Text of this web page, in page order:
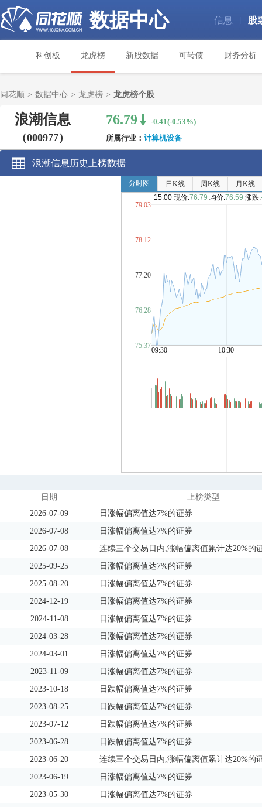
数据中心 信息 股
科创板 龙虎榜 新股数据 可转债 财务分析
同花顺 > 数据中心 > 龙虎榜 > 龙虎榜个股
浪潮信息
（000977）
76.79
-0.41(-0.53%)
所属行业： 计算机设备
浪潮信息历史上榜数据
日期
上榜类型
2026-07-09
日涨幅偏离值达7%的证券
2026-07-08
日涨幅偏离值达7%的证券
2026-07-08
连续三个交易日内,涨幅偏离值累计达20%的
2025-09-25
日涨幅偏离值达7%的证券
2025-08-20
日涨幅偏离值达7%的证券
2024-12-19
日涨幅偏离值达7%的证券
2024-11-08
日涨幅偏离值达7%的证券
2024-03-28
日涨幅偏离值达7%的证券
2024-03-01
日涨幅偏离值达7%的证券
2023-11-09
日涨幅偏离值达7%的证券
2023-10-18
日跌幅偏离值达7%的证券
2023-08-25
日跌幅偏离值达7%的证券
2023-07-12
日跌幅偏离值达7%的证券
2023-06-28
日跌幅偏离值达7%的证券
2023-06-20
连续三个交易日内,涨幅偏离值累计达20%的
2023-06-19
日涨幅偏离值达7%的证券
2023-05-30
日涨幅偏离值达7%的证券